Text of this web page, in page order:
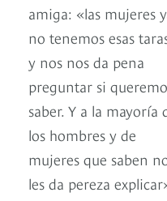
amiga: «las mujeres
no tenemos esas
y nos nos da pena
preguntar si
saber. Y a la mayoría
los hombres y de
mujeres que saben
les da pereza